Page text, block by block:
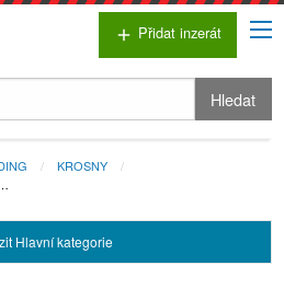
add Přidat inzerát
Hledat
KROSNY
Hlavní kategorie